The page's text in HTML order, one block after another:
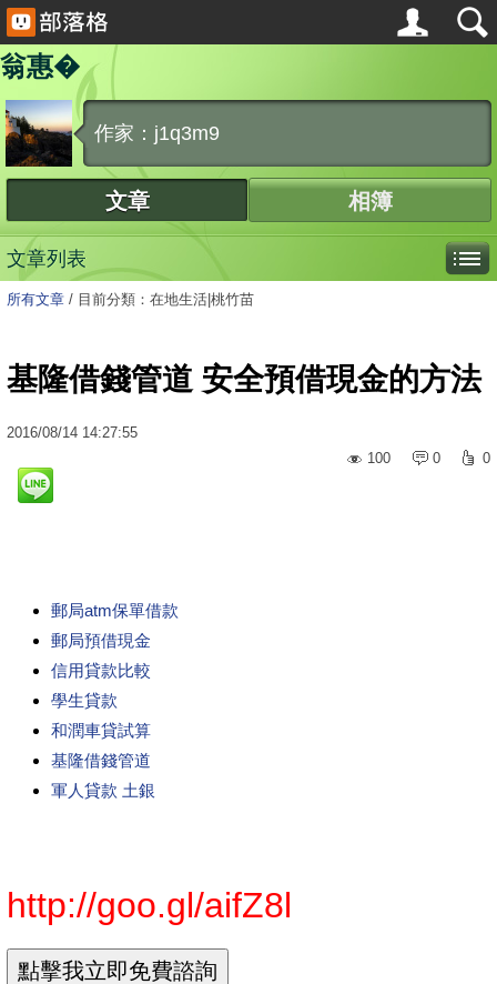
翁惠�
作家：j1q3m9
文章 相簿
文章列表
所有文章 / 目前分類：在地生活|桃竹苗
基隆借錢管道 安全預借現金的方法
2016/08/14 14:27:55
100
0 0
郵局atm保單借款
郵局預借現金
信用貸款比較
學生貸款
和潤車貸試算
基隆借錢管道
軍人貸款 土銀
http://goo.gl/aifZ8l